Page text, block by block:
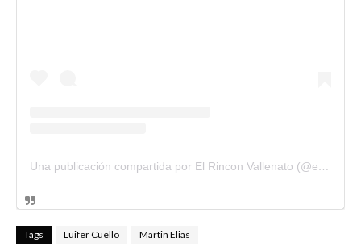
Una publicación compartida por El Rincon Vallenato (@elrinconvallenato)
Tags Luifer Cuello Martin Elias